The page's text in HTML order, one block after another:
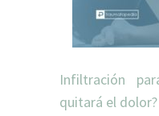
Infiltración
quitará el dolor?